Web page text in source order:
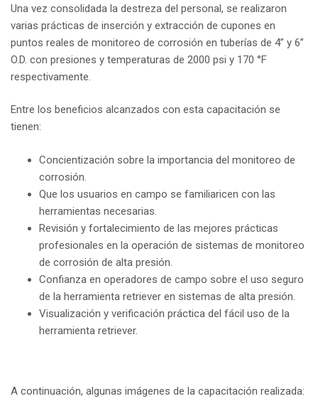
Una vez consolidada la destreza del personal, se realizaron
varias prácticas de inserción y extracción de cupones en
puntos reales de monitoreo de corrosión en tuberías de 4” y 6”
O.D. con presiones y temperaturas de 2000 psi y 170 °F
respectivamente.
Entre los beneficios alcanzados con esta capacitación se
tienen:
Concientización sobre la importancia del monitoreo de
corrosión.
Que los usuarios en campo se familiaricen con las
herramientas necesarias.
Revisión y fortalecimiento de las mejores prácticas
profesionales en la operación de sistemas de monitoreo
de corrosión de alta presión.
Confianza en operadores de campo sobre el uso seguro
de la herramienta retriever en sistemas de alta presión.
Visualización y verificación práctica del fácil uso de la
herramienta retriever.
A continuación, algunas imágenes de la capacitación realizada: